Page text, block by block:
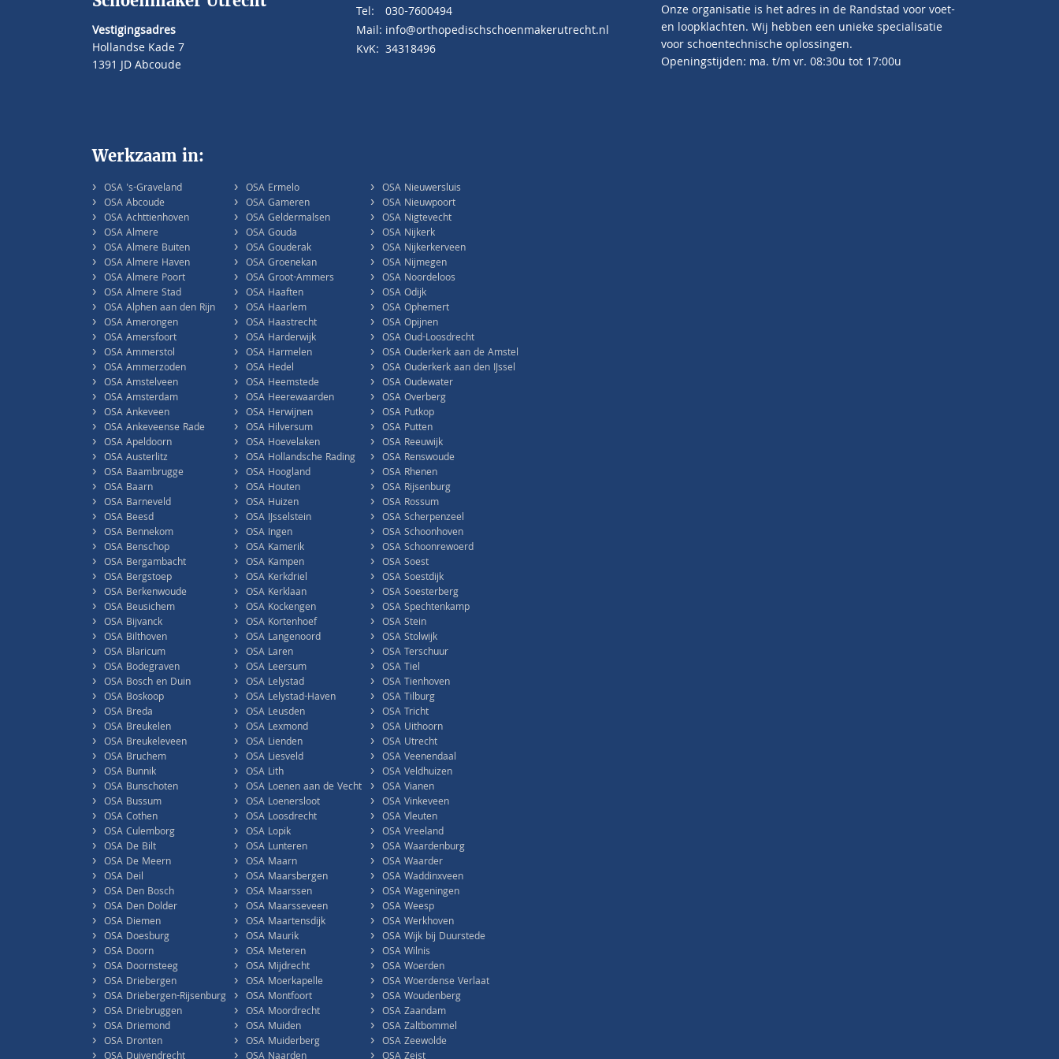
Vestigingsadres
Hollandse Kade 7
1391 JD Abcoude
Tel:
030-7600494
Mail: info@orthopedischschoenmakerutrecht.nl
KvK: 34318496
Onze organisatie is het adres in de Randstad voor voet-
en loopklachten. Wij hebben een unieke specialisatie
voor schoentechnische oplossingen.
Openingstijden: ma. t/m vr. 08:30u tot 17:00u
Werkzaam in:
› OSA 's-Graveland
› OSA Abcoude
› OSA Achttienhoven
› OSA Almere
› OSA Almere Buiten
› OSA Almere Haven
› OSA Almere Poort
› OSA Almere Stad
› OSA Alphen aan den Rijn
› OSA Amerongen
› OSA Amersfoort
› OSA Ammerstol
› OSA Ammerzoden
› OSA Amstelveen
› OSA Amsterdam
› OSA Ankeveen
› OSA Ankeveense Rade
› OSA Apeldoorn
› OSA Austerlitz
› OSA Baambrugge
› OSA Baarn
› OSA Barneveld
› OSA Beesd
› OSA Bennekom
› OSA Benschop
› OSA Bergambacht
› OSA Bergstoep
› OSA Berkenwoude
› OSA Beusichem
› OSA Bijvanck
› OSA Bilthoven
› OSA Blaricum
› OSA Bodegraven
› OSA Bosch en Duin
› OSA Boskoop
› OSA Breda
› OSA Breukelen
› OSA Breukeleveen
› OSA Bruchem
› OSA Bunnik
› OSA Bunschoten
› OSA Bussum
› OSA Cothen
› OSA Culemborg
› OSA De Bilt
› OSA De Meern
› OSA Deil
› OSA Den Bosch
› OSA Den Dolder
› OSA Diemen
› OSA Doesburg
› OSA Doorn
› OSA Doornsteeg
› OSA Driebergen
› OSA Driebergen-Rijsenburg
› OSA Driebruggen
› OSA Driemond
› OSA Dronten
› OSA Ermelo
› OSA Gameren
› OSA Geldermalsen
› OSA Gouda
› OSA Gouderak
› OSA Groenekan
› OSA Groot-Ammers
› OSA Haaften
› OSA Haarlem
› OSA Haastrecht
› OSA Harderwijk
› OSA Harmelen
› OSA Hedel
› OSA Heemstede
› OSA Heerewaarden
› OSA Herwijnen
› OSA Hilversum
› OSA Hoevelaken
› OSA Hollandsche Rading
› OSA Hoogland
› OSA Houten
› OSA Huizen
› OSA IJsselstein
› OSA Ingen
› OSA Kamerik
› OSA Kampen
› OSA Kerkdriel
› OSA Kerklaan
› OSA Kockengen
› OSA Kortenhoef
› OSA Langenoord
› OSA Laren
› OSA Leersum
› OSA Lelystad
› OSA Lelystad-Haven
› OSA Leusden
› OSA Lexmond
› OSA Lienden
› OSA Liesveld
› OSA Lith
› OSA Loenen aan de Vecht
› OSA Loenersloot
› OSA Loosdrecht
› OSA Lopik
› OSA Lunteren
› OSA Maarn
› OSA Maarsbergen
› OSA Maarssen
› OSA Maarsseveen
› OSA Maartensdijk
› OSA Maurik
› OSA Meteren
› OSA Mijdrecht
› OSA Moerkapelle
› OSA Montfoort
› OSA Moordrecht
› OSA Muiden
› OSA Muiderberg
› OSA Nieuwersluis
› OSA Nieuwpoort
› OSA Nigtevecht
› OSA Nijkerk
› OSA Nijkerkerveen
› OSA Nijmegen
› OSA Noordeloos
› OSA Odijk
› OSA Ophemert
› OSA Opijnen
› OSA Oud-Loosdrecht
› OSA Ouderkerk aan de Amstel
› OSA Ouderkerk aan den IJssel
› OSA Oudewater
› OSA Overberg
› OSA Putkop
› OSA Putten
› OSA Reeuwijk
› OSA Renswoude
› OSA Rhenen
› OSA Rijsenburg
› OSA Rossum
› OSA Scherpenzeel
› OSA Schoonhoven
› OSA Schoonrewoerd
› OSA Soest
› OSA Soestdijk
› OSA Soesterberg
› OSA Spechtenkamp
› OSA Stein
› OSA Stolwijk
› OSA Terschuur
› OSA Tiel
› OSA Tienhoven
› OSA Tilburg
› OSA Tricht
› OSA Uithoorn
› OSA Utrecht
› OSA Veenendaal
› OSA Veldhuizen
› OSA Vianen
› OSA Vinkeveen
› OSA Vleuten
› OSA Vreeland
› OSA Waardenburg
› OSA Waarder
› OSA Waddinxveen
› OSA Wageningen
› OSA Weesp
› OSA Werkhoven
› OSA Wijk bij Duurstede
› OSA Wilnis
› OSA Woerden
› OSA Woerdense Verlaat
› OSA Woudenberg
› OSA Zaandam
› OSA Zaltbommel
› OSA Zeewolde